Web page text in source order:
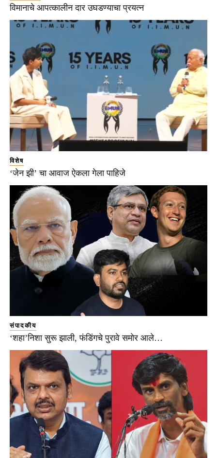
विमानाचे आपत्कालीन दार उघडण्याचा प्रयत्न
विशेष
‘जेन झी’ चा आवाज ऐकला गेला पाहिजे
संपादकीय
‘शहा’निशा सुरू झाली, फंडिंगचे पुरावे समोर आले…